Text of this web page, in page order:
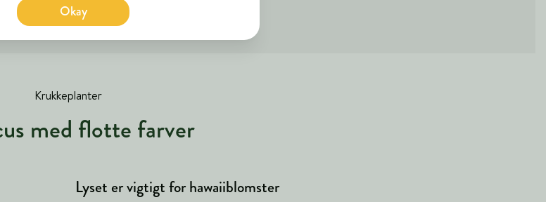
Krukkeplanter
med flotte farver
Lyset er vigtigt for hawaiiblomster
Okay